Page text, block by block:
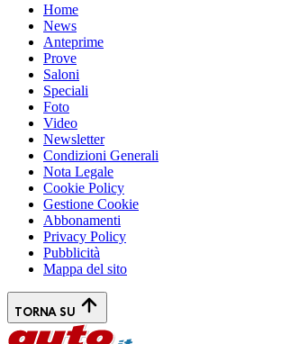
Home
News
Anteprime
Prove
Saloni
Speciali
Foto
Video
Newsletter
Condizioni Generali
Nota Legale
Cookie Policy
Gestione Cookie
Abbonamenti
Privacy Policy
Pubblicità
Mappa del sito
TORNA SU